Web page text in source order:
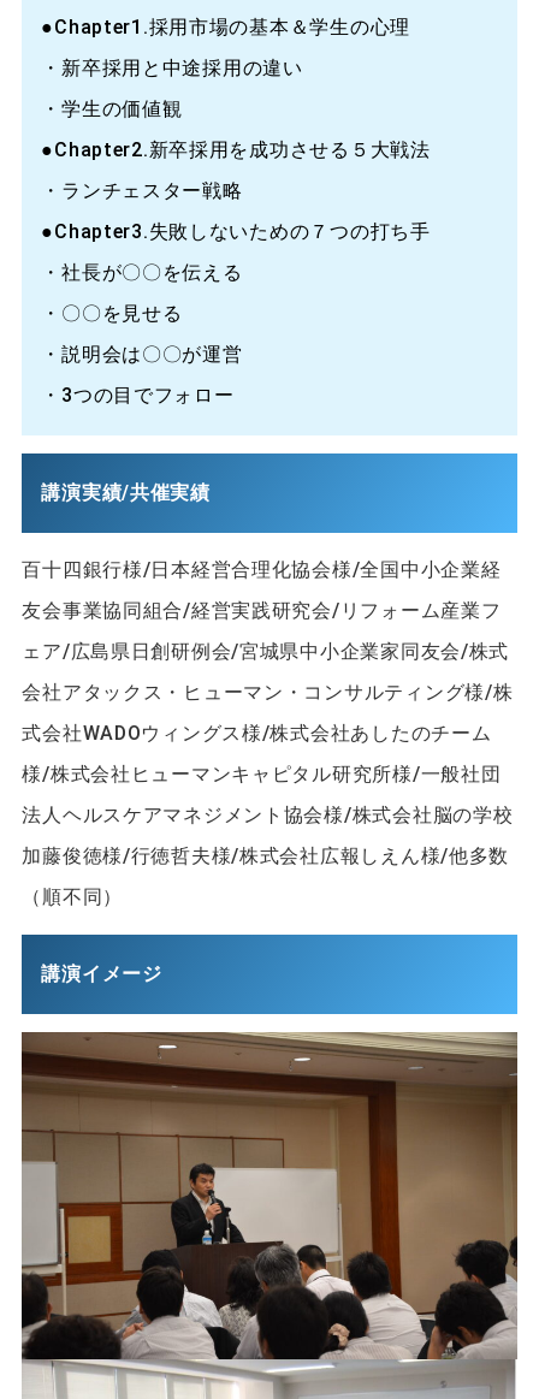
●Chapter1.採用市場の基本＆学生の心理
・新卒採用と中途採用の違い
・学生の価値観
●Chapter2.新卒採用を成功させる５大戦法
・ランチェスター戦略
●Chapter3.失敗しないための７つの打ち手
・社長が〇〇を伝える
・〇〇を見せる
・説明会は〇〇が運営
・3つの目でフォロー
講演実績/共催実績
百十四銀行様/日本経営合理化協会様/全国中小企業経
友会事業協同組合/経営実践研究会/リフォーム産業フ
ェア/広島県日創研例会/宮城県中小企業家同友会/株式
会社アタックス・ヒューマン・コンサルティング様/株
式会社WADOウィングス様/株式会社あしたのチーム
様/株式会社ヒューマンキャピタル研究所様/一般社団
法人ヘルスケアマネジメント協会様/株式会社脳の学校
加藤俊徳様/行徳哲夫様/株式会社広報しえん様/他多数
（順不同）
講演イメージ